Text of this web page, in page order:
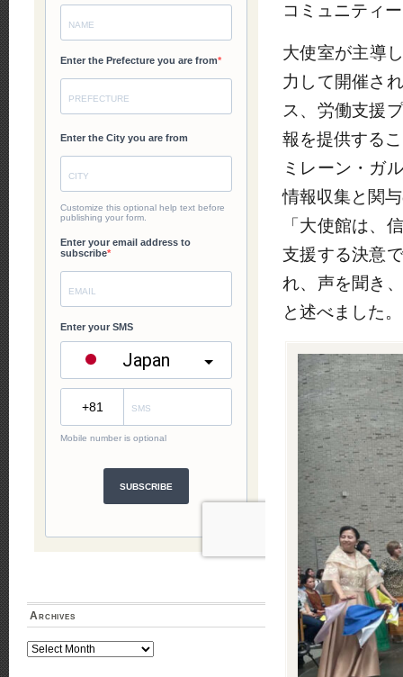
コミュニティ
大使室が主導
力して開催さ
ス、労働支援
報を提供する
ミレーン・ガ
情報収集と関
「大使館は、
支援する決意
れ、声を聞き
と述べました。
Archives
Archives